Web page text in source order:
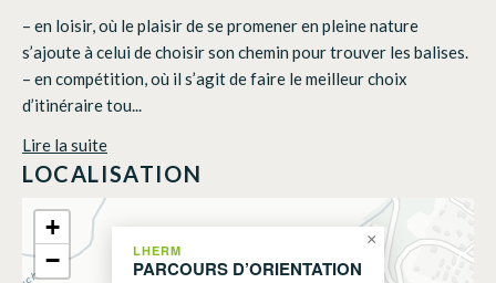
– en loisir, où le plaisir de se promener en pleine nature
s’ajoute à celui de choisir son chemin pour trouver les balises.
– en compétition, où il s’agit de faire le meilleur choix
d’itinéraire tou...
Lire la suite
LOCALISATION
LHERM
PARCOURS D’ORIENTATION
×
+
−